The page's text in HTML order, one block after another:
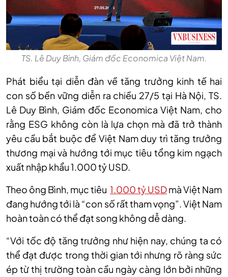
TS. Lê Duy Bình, Giám đốc Economica Việt Nam.
Phát biểu tại diễn đàn về tăng trưởng kinh tế hai
con số bền vững diễn ra chiều 27/5 tại Hà Nội, TS.
Lê Duy Bình, Giám đốc Economica Việt Nam, cho
rằng ESG không còn là lựa chọn mà đã trở thành
yêu cầu bắt buộc để Việt Nam duy trì tăng trưởng
thương mại và hướng tới mục tiêu tổng kim ngạch
xuất nhập khẩu 1.000 tỷ USD.
Theo ông Bình, mục tiêu 1.000 tỷ USDmà Việt Nam
đang hướng tới là “con số rất tham vọng”. Việt Nam
hoàn toàn có thể đạt song không dễ dàng.
“Với tốc độ tăng trưởng như hiện nay, chúng ta có
thể đạt được trong thời gian tới nhưng rõ ràng sức
ép từ thị trường toàn cầu ngày càng lớn bởi những